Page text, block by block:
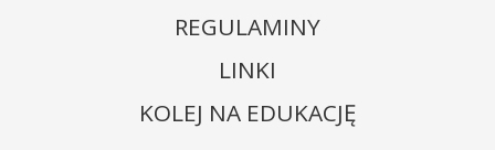
REGULAMINY
LINKI
KOLEJ NA EDUKACJĘ